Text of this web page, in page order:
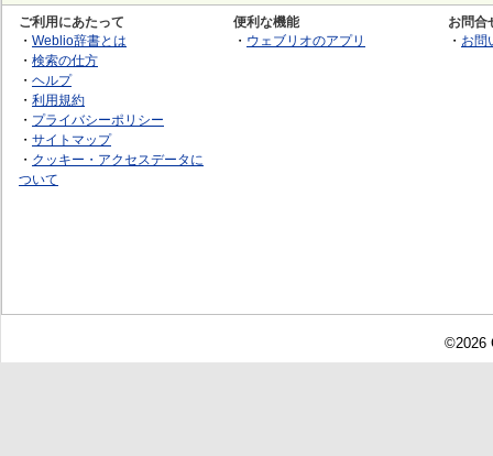
ご利用にあたって
・ Weblio辞書とは
・ 検索の仕方
・ ヘルプ
・ 利用規約
・ プライバシーポリシー
・ サイトマップ
・ クッキー・アクセスデータに
ついて
便利な機能
・ ウェブリオのアプリ
お問合
・ お問
©2026